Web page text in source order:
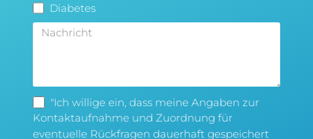
Diabetes
"Ich willige ein, dass meine Angaben zur
Kontaktaufnahme und Zuordnung für
eventuelle Rückfragen dauerhaft gespeichert